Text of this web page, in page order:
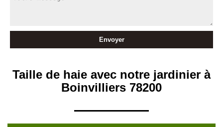
Taille de haie avec notre jardinier à
Boinvilliers 78200